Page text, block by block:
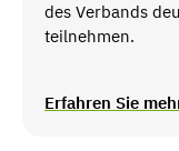
des Verbands
teilnehmen.
Erfahren Sie